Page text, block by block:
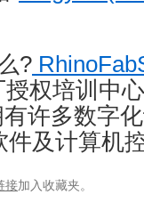
?
权培训中
许多数字
件及计算机
接加入收藏夹。